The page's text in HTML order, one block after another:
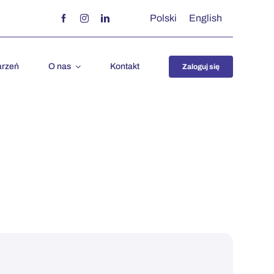
Polski English
O nas Kontakt Zaloguj się